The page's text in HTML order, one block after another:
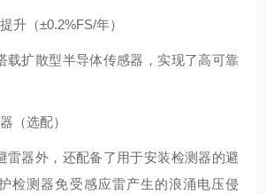
升（±0.2%FS/年）
载扩散型半导体传感器，实现了高可靠
（选配）
雷器外，还配备了用于安装检测器的避
检测器免受感应雷产生的浪涌电压侵